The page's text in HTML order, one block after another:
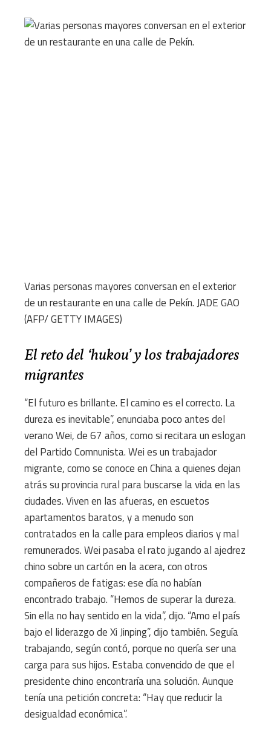
Varias personas mayores conversan en el exterior
de un restaurante en una calle de Pekín.JADE GAO
(AFP/ GETTY IMAGES)
El reto del ‘hukou’ y los trabajadores
migrantes
“El futuro es brillante. El camino es el correcto. La
dureza es inevitable”, enunciaba poco antes del
verano Wei, de 67 años, como si recitara un eslogan
del Partido Comnunista. Wei es un trabajador
migrante, como se conoce en China a quienes dejan
atrás su provincia rural para buscarse la vida en las
ciudades. Viven en las afueras, en escuetos
apartamentos baratos, y a menudo son
contratados en la calle para empleos diarios y mal
remunerados. Wei pasaba el rato jugando al ajedrez
chino sobre un cartón en la acera, con otros
compañeros de fatigas: ese día no habían
encontrado trabajo. “Hemos de superar la dureza.
Sin ella no hay sentido en la vida”, dijo. “Amo el país
bajo el liderazgo de Xi Jinping”, dijo también. Seguía
trabajando, según contó, porque no quería ser una
carga para sus hijos. Estaba convencido de que el
presidente chino encontraría una solución. Aunque
tenía una petición concreta: “Hay que reducir la
desigualdad económica”.